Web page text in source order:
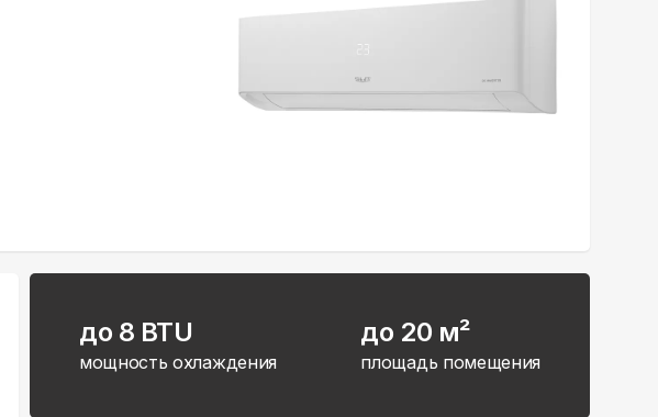
до 8 BTU
мощность охлаждения
до 20 м²
площадь помещения